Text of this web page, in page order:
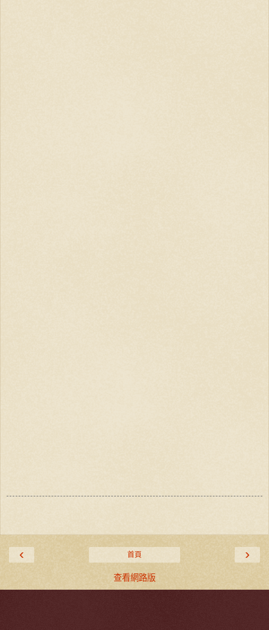
‹ ›
首頁
查看網路版